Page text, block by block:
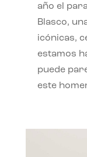
año el
Blasco,
icónicas,
estamos
puede
este